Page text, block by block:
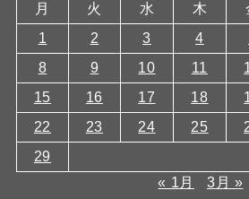
月
火 水 木
1
2 3 4
8
9 10 11
15
16 17 18
22
23 24 25
29
« 1月
3月 »